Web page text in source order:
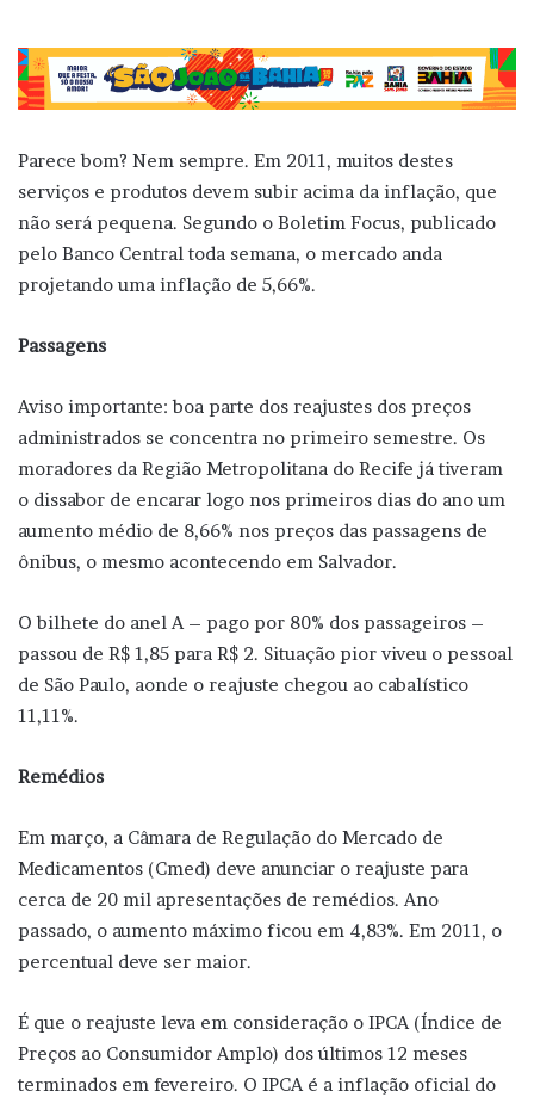
Parece bom? Nem sempre. Em 2011, muitos destes
serviços e produtos devem subir acima da inflação, que
não será pequena. Segundo o Boletim Focus, publicado
pelo Banco Central toda semana, o mercado anda
projetando uma inflação de 5,66%.
Passagens
Aviso importante: boa parte dos reajustes dos preços
administrados se concentra no primeiro semestre. Os
moradores da Região Metropolitana do Recife já tiveram
o dissabor de encarar logo nos primeiros dias do ano um
aumento médio de 8,66% nos preços das passagens de
ônibus, o mesmo acontecendo em Salvador.
O bilhete do anel A – pago por 80% dos passageiros –
passou de R$ 1,85 para R$ 2. Situação pior viveu o pessoal
de São Paulo, aonde o reajuste chegou ao cabalístico
11,11%.
Remédios
Em março, a Câmara de Regulação do Mercado de
Medicamentos (Cmed) deve anunciar o reajuste para
cerca de 20 mil apresentações de remédios. Ano
passado, o aumento máximo ficou em 4,83%. Em 2011, o
percentual deve ser maior.
É que o reajuste leva em consideração o IPCA (Índice de
Preços ao Consumidor Amplo) dos últimos 12 meses
terminados em fevereiro. O IPCA é a inflação oficial do